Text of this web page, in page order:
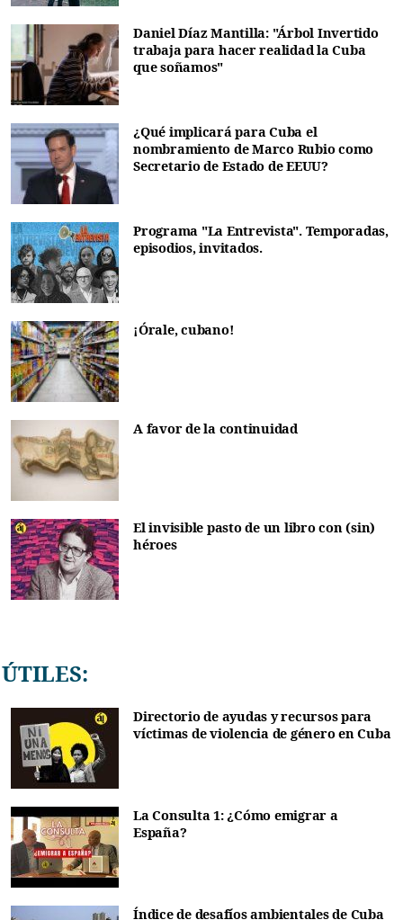
Daniel Díaz Mantilla: "Árbol Invertido
trabaja para hacer realidad la Cuba
que soñamos"
¿Qué implicará para Cuba el
nombramiento de Marco Rubio como
Secretario de Estado de EEUU?
Programa "La Entrevista". Temporadas,
episodios, invitados.
¡Órale, cubano!
A favor de la continuidad
El invisible pasto de un libro con (sin)
héroes
ÚTILES:
Directorio de ayudas y recursos para
víctimas de violencia de género en Cuba
La Consulta 1: ¿Cómo emigrar a
España?
Índice de desafíos ambientales de Cuba